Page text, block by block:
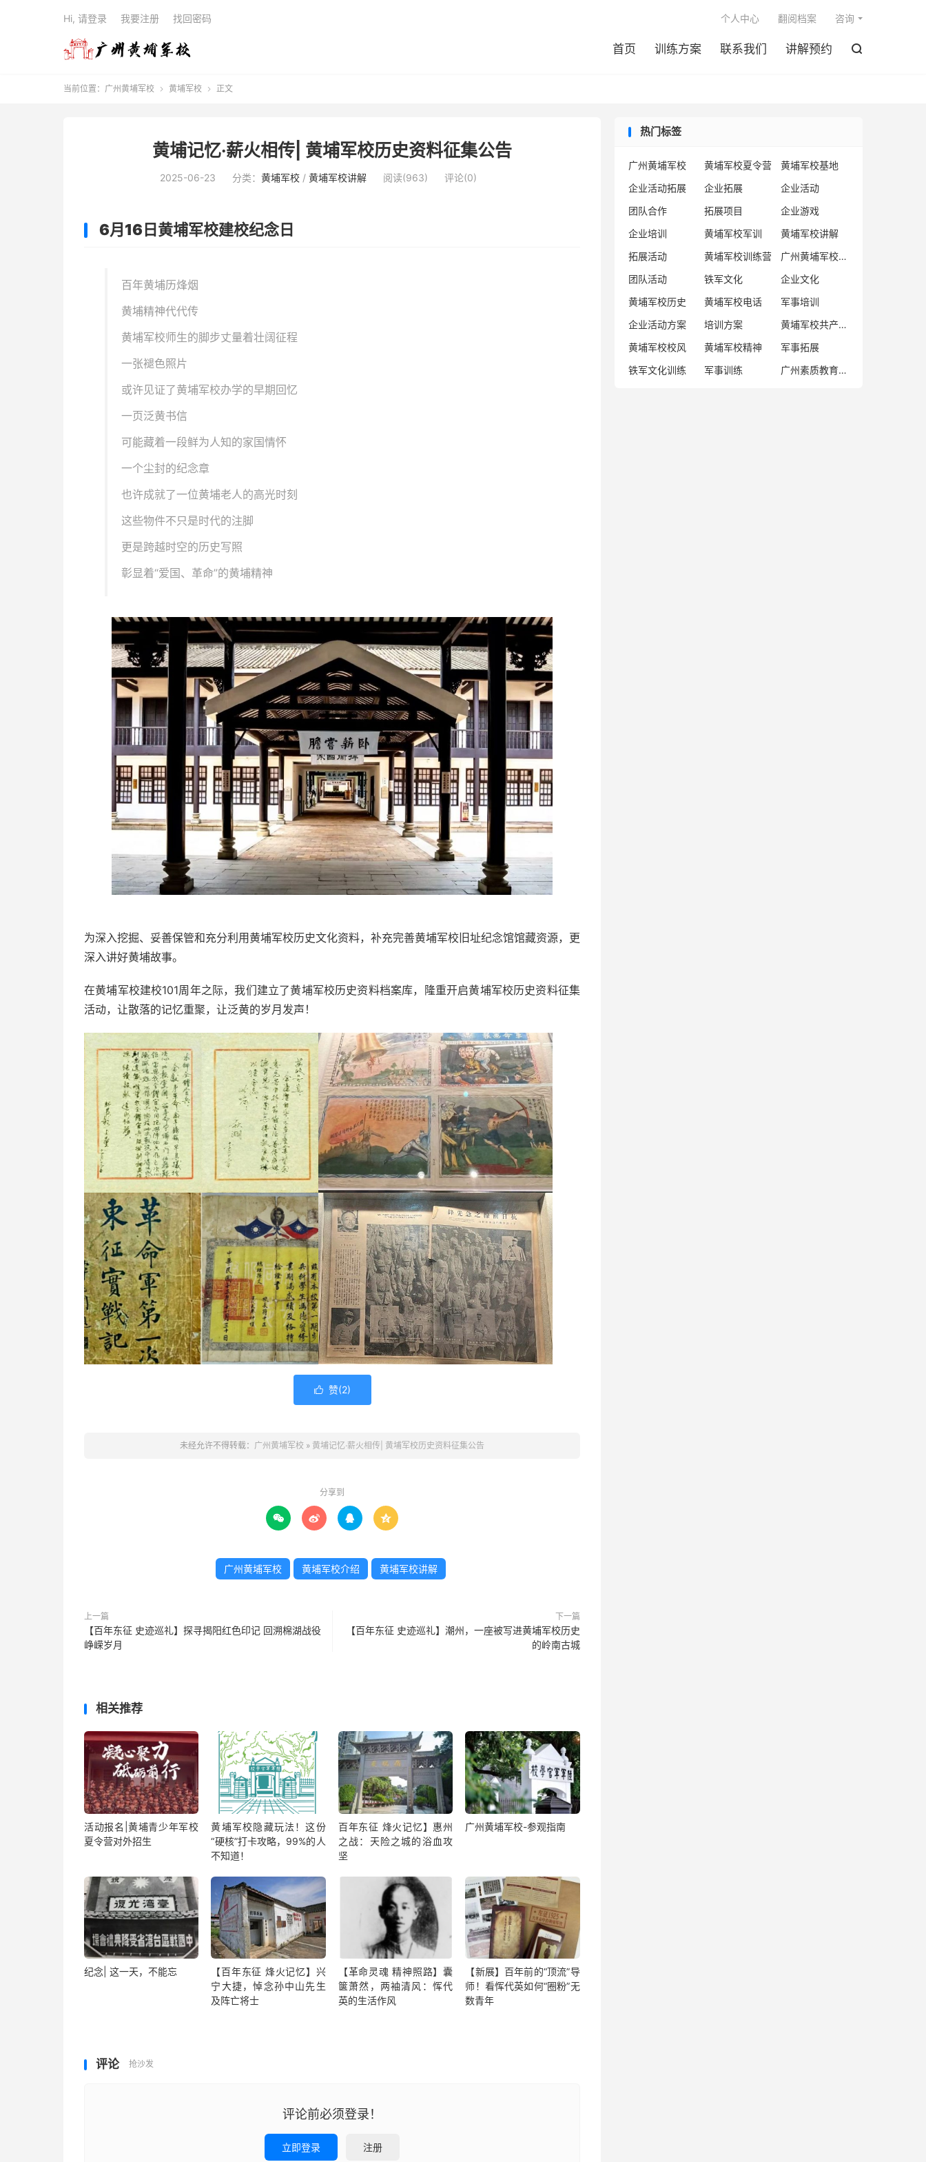
首页 训练方案 联系我们 讲解预约 
个人中心 翻阅档案 咨询
Hi, 请登录 我要注册 找回密码
当前位置： 广州黄埔军校  黄埔军校  正文
黄埔记忆·薪火相传| 黄埔军校历史资料征集公告
2025-06-23 分类： 黄埔军校 / 黄埔军校讲解 阅读(963) 评论(0)
6月16日黄埔军校建校纪念日
百年黄埔历烽烟
黄埔精神代代传
黄埔军校师生的脚步丈量着壮阔征程
一张褪色照片
或许见证了黄埔军校办学的早期回忆
一页泛黄书信
可能藏着一段鲜为人知的家国情怀
一个尘封的纪念章
也许成就了一位黄埔老人的高光时刻
这些物件不只是时代的注脚
更是跨越时空的历史写照
彰显着“爱国、革命”的黄埔精神
为深入挖掘、妥善保管和充分利用黄埔军校历史文化资料，补充完善黄埔军校旧址纪念馆馆藏资源，更
深入讲好黄埔故事。
在黄埔军校建校101周年之际，我们建立了黄埔军校历史资料档案库，隆重开启黄埔军校历史资料征集
活动，让散落的记忆重聚，让泛黄的岁月发声！
 赞(2)
未经允许不得转载： 广州黄埔军校 » 黄埔记忆·薪火相传| 黄埔军校历史资料征集公告
分享到
   
广州黄埔军校 黄埔军校介绍 黄埔军校讲解
上一篇
【百年东征 史迹巡礼】探寻揭阳红色印记 回溯棉湖战役
峥嵘岁月
下一篇
【百年东征 史迹巡礼】潮州，一座被写进黄埔军校历史
的岭南古城
相关推荐
活动报名|黄埔青少年军校
夏令营对外招生
黄埔军校隐藏玩法！这份
“硬核”打卡攻略，99%的人
不知道！
百年东征 烽火记忆】惠州
之战：天险之城的浴血攻
坚
广州黄埔军校-参观指南
纪念| 这一天，不能忘
【百年东征 烽火记忆】兴
宁大捷，悼念孙中山先生
及阵亡将士
【革命灵魂 精神照路】囊
箧萧然，两袖清风：恽代
英的生活作风
【新展】百年前的“顶流”导
师！看恽代英如何“圈粉”无
数青年
评论 抢沙发
评论前必须登录！
立即登录 注册
热门标签
广州黄埔军校 黄埔军校夏令营
黄埔军校基地
企业活动拓展
企业拓展
企业活动
团队合作
拓展项目
企业游戏
企业培训
黄埔军校军训
黄埔军校讲解
拓展活动
黄埔军校训练营
广州黄埔军校企业
团队活动
铁军文化
企业文化
黄埔军校历史
黄埔军校电话
军事培训
企业活动方案
培训方案
黄埔军校共产党人
黄埔军校校风
黄埔军校精神
军事拓展
铁军文化训练
军事训练 广州素质教育基地